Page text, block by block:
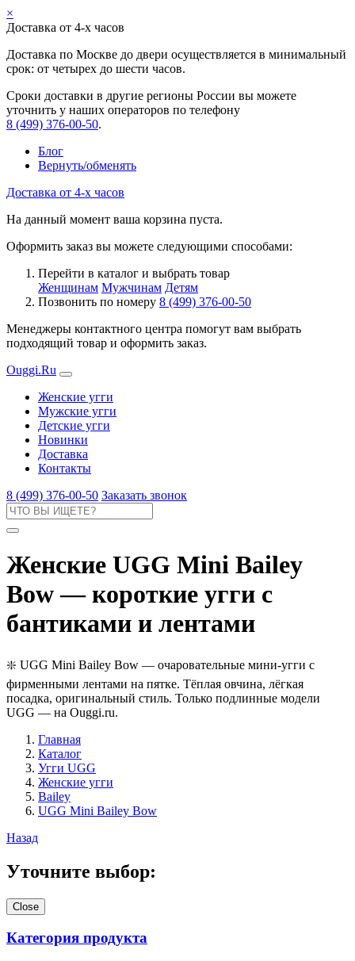
×
Доставка от 4-х часов
Доставка по Москве до двери осуществляется в минимальный
срок: от четырех до шести часов.
Сроки доставки в другие регионы России вы можете
уточнить у наших операторов по телефону
8 (499) 376-00-50.
Блог
Вернуть/обменять
Доставка от 4-х часов
На данный момент ваша корзина пуста.
Оформить заказ вы можете следующими способами:
Перейти в каталог и выбрать товар
Женщинам Мужчинам Детям
Позвонить по номеру 8 (499) 376-00-50
Менеджеры контактного центра помогут вам выбрать
подходящий товар и оформить заказ.
Ouggi.Ru
Женские угги
Мужские угги
Детские угги
Новинки
Доставка
Контакты
8 (499) 376-00-50 Заказать звонок
Женские UGG Mini Bailey
Bow — короткие угги с
бантиками и лентами
❇️ UGG Mini Bailey Bow — очаровательные мини-угги с
фирменными лентами на пятке. Тёплая овчина, лёгкая
посадка, оригинальный стиль. Только подлинные модели
UGG — на Ouggi.ru.
Главная
Каталог
Угги UGG
Женские угги
Bailey
UGG Mini Bailey Bow
Назад
Уточните выбор:
Close
Категория продукта